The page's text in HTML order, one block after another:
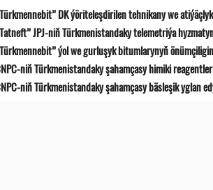
DK ýöriteleşdirilen tehnikany we
JPJ-niň Türkmenistandaky telemetriýa
ýol we gurluşyk bitumlarynyň
niň Türkmenistandaky şahamçasy himiki
niň Türkmenistandaky şahamçasy bäsleşik yglan